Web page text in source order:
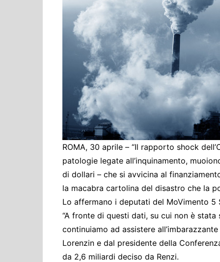
Cultura ed
Difesa
Eventi
Finanze e tesoro
Giustizia
Lavori pubblici e
Lavoro
Politiche europee
Rifiuti
ROMA, 30 aprile – “Il rapporto shock
patologie legate all’inquinamento,
di dollari – che si avvicina al
la macabra cartolina del disastro che la
Lo affermano i deputati del MoVimento
“A fronte di questi dati, su cui non è
continuiamo ad assistere
Lorenzin e dal presidente della
da 2,6 miliardi deciso da Renzi.